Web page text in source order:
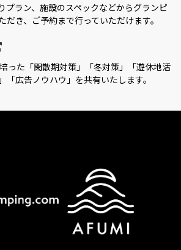
プラン、施設のスペックなどからグランピ
だき、ご予約まで行っていただけます。
った「閑散期対策」「冬対策」「遊休地活
「広告ノウハウ」を共有いたします。